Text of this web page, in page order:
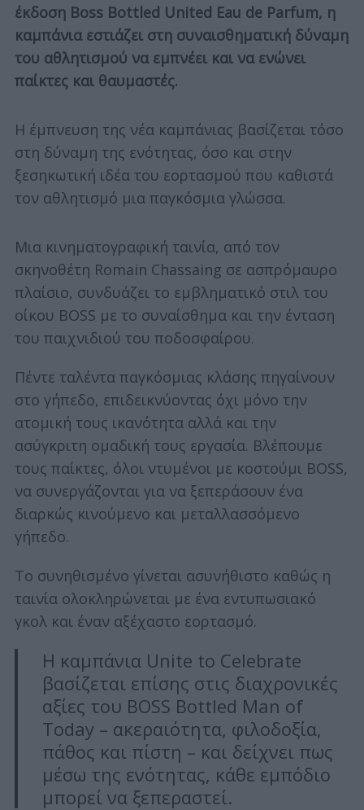
έκδοση Boss Bottled United Eau de Parfum, η
καμπάνια εστιάζει στη συναισθηματική δύναμη
του αθλητισμού να εμπνέει και να ενώνει
παίκτες και θαυμαστές.
Η έμπνευση της νέα καμπάνιας βασίζεται τόσο
στη δύναμη της ενότητας, όσο και στην
ξεσηκωτική ιδέα του εορτασμού που καθιστά
τον αθλητισμό μια παγκόσμια γλώσσα.
Μια κινηματογραφική ταινία, από τον
σκηνοθέτη Romain Chassaing σε ασπρόμαυρο
πλαίσιο, συνδυάζει το εμβληματικό στιλ του
οίκου BOSS με το συναίσθημα και την ένταση
του παιχνιδιού του ποδοσφαίρου.
Πέντε ταλέντα παγκόσμιας κλάσης πηγαίνουν
στο γήπεδο, επιδεικνύοντας όχι μόνο την
ατομική τους ικανότητα αλλά και την
ασύγκριτη ομαδική τους εργασία. Βλέπουμε
τους παίκτες, όλοι ντυμένοι με κοστούμι BOSS,
να συνεργάζονται για να ξεπεράσουν ένα
διαρκώς κινούμενο και μεταλλασσόμενο
γήπεδο.
Το συνηθισμένο γίνεται ασυνήθιστο καθώς η
ταινία ολοκληρώνεται με ένα εντυπωσιακό
γκολ και έναν αξέχαστο εορτασμό.
Η καμπάνια Unite to Celebrate
βασίζεται επίσης στις διαχρονικές
αξίες του BOSS Bottled Man of
Today – ακεραιότητα, φιλοδοξία,
πάθος και πίστη – και δείχνει πως
μέσω της ενότητας, κάθε εμπόδιο
μπορεί να ξεπεραστεί.